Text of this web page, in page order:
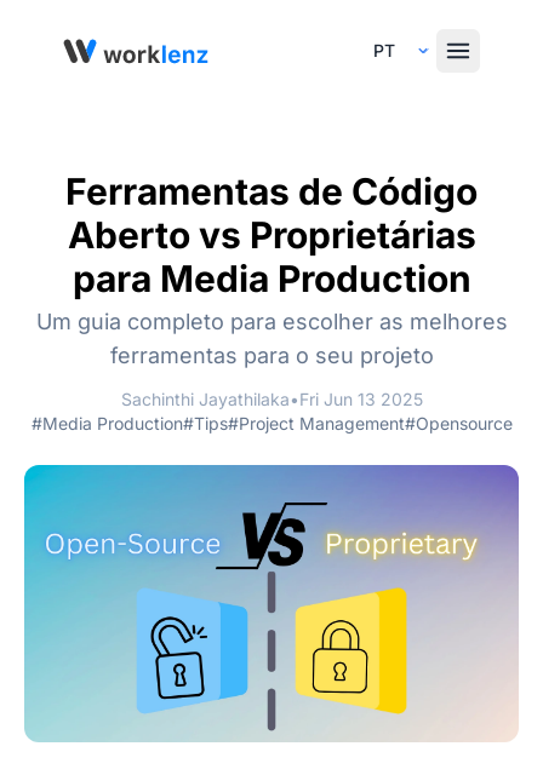
Select Language
Ferramentas de Código
Aberto vs Proprietárias
para Media Production
Um guia completo para escolher as melhores
ferramentas para o seu projeto
Sachinthi Jayathilaka•Fri Jun 13 2025
#Media Production#Tips#Project Management#Opensource